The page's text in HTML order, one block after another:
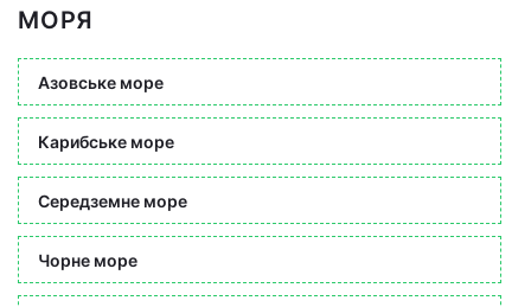
МОРЯ
Азовське море
Карибське море
Середземне море
Чорне море